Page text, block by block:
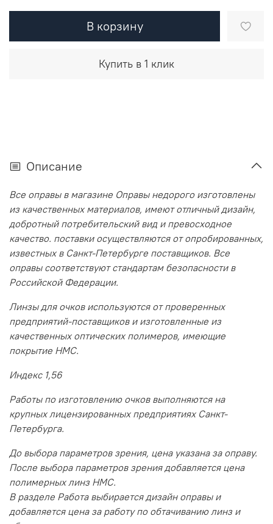
В корзину
Купить в 1 клик
Описание
Все оправы в магазине Оправы недорого изготовлены
из качественных материалов, имеют отличный дизайн,
добротный потребительский вид и превосходное
качество. поставки осуществляются от опробированных,
известных в Санкт-Петербурге поставщиков. Все
оправы соответствуют стандартам безопасности в
Российской Федерации.
Линзы для очков используются от проверенных
предприятий-поставщиков и изготовленные из
качественных оптических полимеров, имеющие
покрытие HMC.
Индекс 1,56
Работы по изготовлению очков выполняются на
крупных лицензированных предприятиях Санкт-
Петербурга.
До выбора параметров зрения, цена указана за оправу.
После выбора параметров зрения добавляется цена
полимерных линз HMC.
В разделе Работа выбирается дизайн оправы и
добавляется цена за работу по обтачиванию линз и